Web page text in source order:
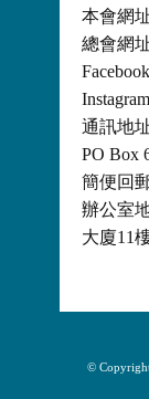
本會網
總會網
Instagram
通訊地
PO Box
簡便回
辦公室
大廈11
©